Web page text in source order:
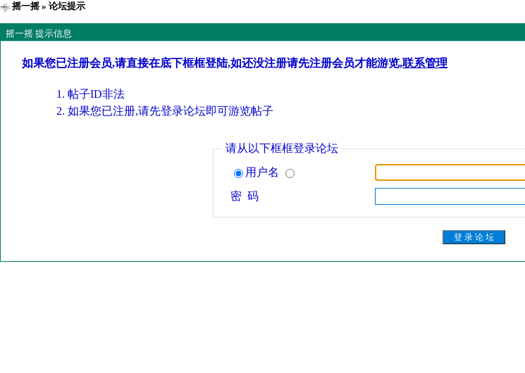
摇一摇» 论坛提示
摇一摇 提示信息
如果您已注册会员,请直接在底下框框登陆,如还没注册请先注册会员才能游览,联系管理
帖子ID非法
如果您已注册,请先登录论坛即可游览帖子
请从以下框框登录论坛
用户名
密 码